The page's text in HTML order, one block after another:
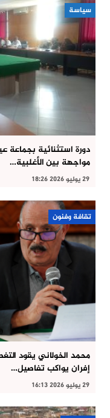
سياسة
مواجهة بين الأغلبية…
29 يوليو 2026 18:26
تقافة وفنون
محمد الخولاني يقود
إفران يواكب تفاصيل…
29 يوليو 2026 16:13